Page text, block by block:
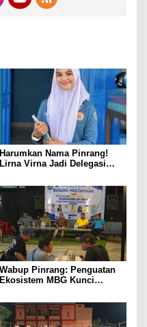
Harumkan Nama Pinrang!
Lirna Virna Jadi Delegasi
Indonesia 2026
Wabup Pinrang: Penguatan
Ekosistem MBG Kunci
Kerakyatan